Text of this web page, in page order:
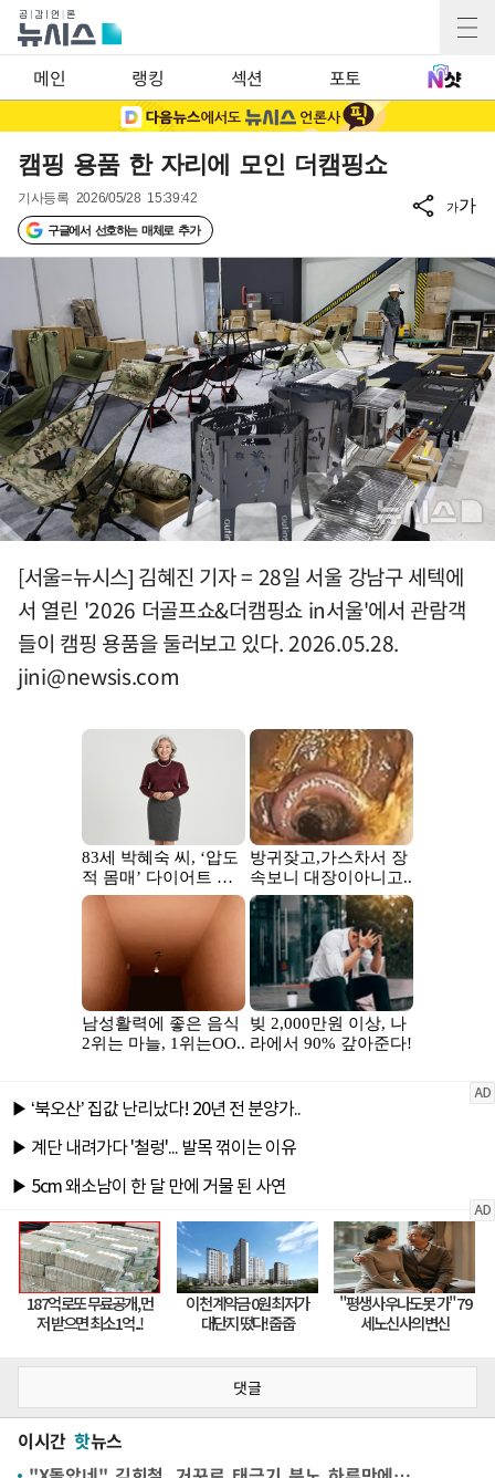
메인 랭킹 섹션 포토
캠핑 용품 한 자리에 모인 더캠핑쇼
기사등록 2026/05/28 15:39:42
구글에서 선호하는 매체로 추가
가가
[서울=뉴시스] 김혜진 기자 = 28일 서울 강남구 세텍에
서 열린 '2026 더골프쇼&더캠핑쇼 in서울'에서 관람객
들이 캠핑 용품을 둘러보고 있다. 2026.05.28.
jini@newsis.com
댓글
이시간 핫뉴스